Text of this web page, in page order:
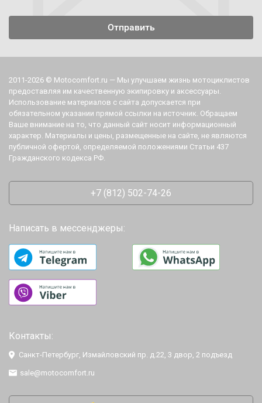
2011-2026 © Motocomfort.ru — Мы улучшаем жизнь мотоциклистов
предоставляя им качественную экипировку и аксессуары.
Использование материалов с сайта допускается при
обязательном указании прямой ссылки на источник. Обращаем
Ваше внимание на то, что данный сайт носит информационный
характер. Материалы и цены, размещенные на сайте, не являются
публичной офертой, определяемой положениями Статьи 437
Гражданского кодекса РФ.
+7 (812) 502-74-26
Написать в мессенджеры:
Контакты:
Санкт-Петербург, Измайловский пр. д.22, 3 двор, 2 подъезд
sale@motocomfort.ru